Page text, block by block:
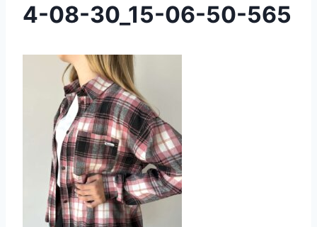
4-08-30_15-06-50-565